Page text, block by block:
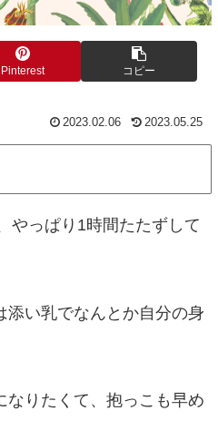
Pinterest コピー
2023.02.06 2023.05.25
やっぱり1時間たたずして
添い乳でなんとか自分の身
りたくて、抱っこも早め